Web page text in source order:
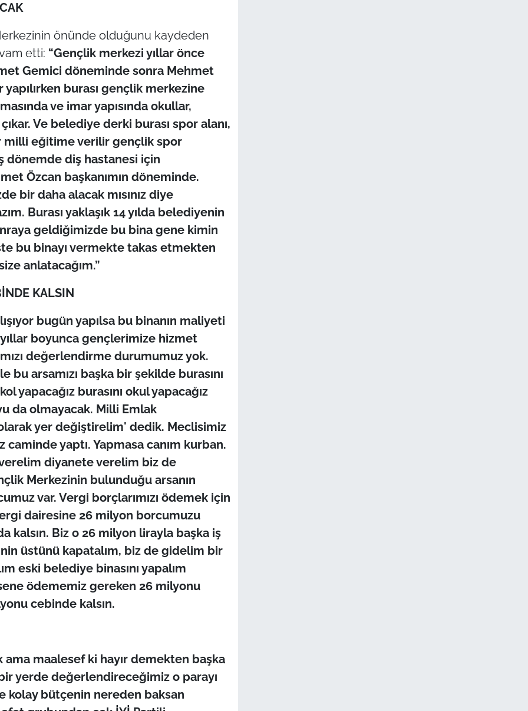
önünde olduğunu kaydeden
etti: “Gençlik merkezi yıllar önce
Gemici döneminde sonra Mehmet
burası gençlik merkezine
ve imar yapısında okullar,
Ve belediye derki burası spor alanı,
milli eğitime verilir gençlik spor
dönemde diş hastanesi için
Özcan başkanımın döneminde.
bir daha alacak mısınız diye
Burası yaklaşık 14 yılda belediyenin
geldiğimizde bu bina gene kimin
bu binayı vermekte takas etmekten
anlatacağım.”
KALSIN
bugün yapılsa bu binanın maliyeti
boyunca gençlerimize hizmet
değerlendirme durumumuz yok.
bu arsamızı başka bir şekilde burasını
yapacağız burasını okul yapacağız
da olmayacak. Milli Emlak
olarak yer değiştirelim' dedik. Meclisimiz
caminde yaptı. Yapmasa canım kurban.
verelim diyanete verelim biz de
Merkezinin bulunduğu arsanın
var. Vergi borçlarımızı ödemek için
dairesine 26 milyon borcumuzu
kalsın. Biz o 26 milyon lirayla başka iş
üstünü kapatalım, biz de gidelim bir
eski belediye binasını yapalım
ödememiz gereken 26 milyonu
cebinde kalsın.
ama maalesef ki hayır demekten başka
yerde değerlendireceğimiz o parayı
kolay bütçenin nereden baksan